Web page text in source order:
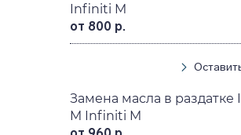
Infiniti M
от 800 р.
Замена масла в раздатке
M Infiniti M